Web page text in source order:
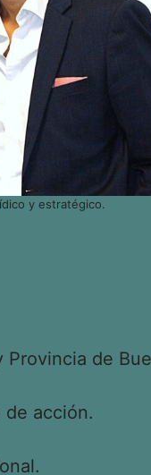
y estratégico.
de
acción.